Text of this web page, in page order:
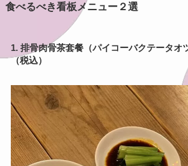
食べるべき看板メニュー２選
1. 排骨肉骨茶套餐（パイコーバクテータオ
（税込）